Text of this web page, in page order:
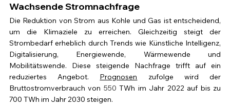
Wachsende Stromnachfrage
Die Reduktion von Strom aus Kohle und Gas ist entscheidend,
um die Klimaziele zu erreichen. Gleichzeitig steigt der
Strombedarf erheblich durch Trends wie Künstliche Intelligenz,
Digitalisierung, Energiewende, Wärmewende und
Mobilitätswende. Diese steigende Nachfrage trifft auf ein
reduziertes Angebot. Prognosen zufolge wird der
Bruttostromverbrauch von 550 TWh im Jahr 2022 auf bis zu
700 TWh im Jahr 2030 steigen.